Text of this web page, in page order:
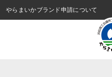
やらまいかブランド申請について